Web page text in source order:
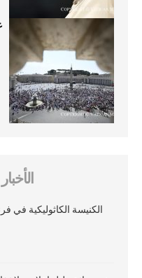
الكنيسة الكاثوليكية في